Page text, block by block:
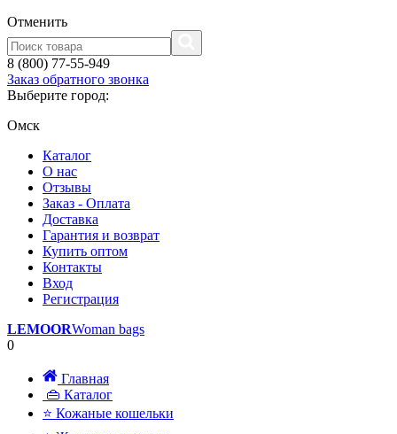
Отменить
8 (800) 77-55-949
Заказ обратного звонка
Выберите город:
Омск
Каталог
О нас
Отзывы
Заказ - Оплата
Доставка
Гарантия и возврат
Купить оптом
Контакты
Вход
Регистрация
LEMOORWoman bags
0
Главная
👜 Каталог
⭐ Кожаные кошельки